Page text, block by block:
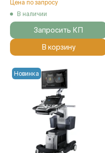
Цена по запросу
В наличии
Запросить КП
В корзину
Новинка